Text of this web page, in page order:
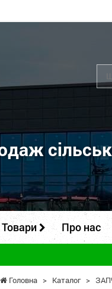
Товари Про нас
Головна > Каталог >